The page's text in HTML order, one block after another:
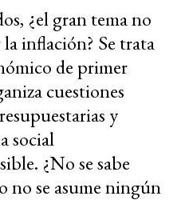
¿el gran tema no
inflación? Se trata
de primer
cuestiones
y
social
¿No se sabe
no se asume ningún